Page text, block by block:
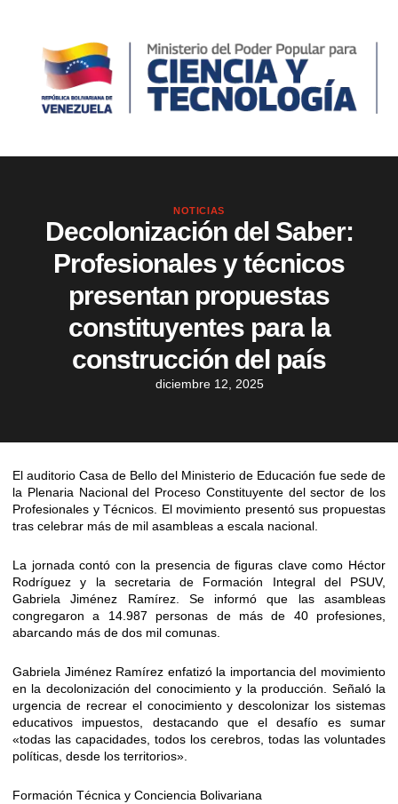
NOTICIAS
Decolonización del Saber:
Profesionales y técnicos
presentan propuestas
constituyentes para la
construcción del país
diciembre 12, 2025
El auditorio Casa de Bello del Ministerio de Educación fue sede de
la Plenaria Nacional del Proceso Constituyente del sector de los
Profesionales y Técnicos. El movimiento presentó sus propuestas
tras celebrar más de mil asambleas a escala nacional.
La jornada contó con la presencia de figuras clave como Héctor
Rodríguez y la secretaria de Formación Integral del PSUV,
Gabriela Jiménez Ramírez. Se informó que las asambleas
congregaron a 14.987 personas de más de 40 profesiones,
abarcando más de dos mil comunas.
Gabriela Jiménez Ramírez enfatizó la importancia del movimiento
en la decolonización del conocimiento y la producción. Señaló la
urgencia de recrear el conocimiento y descolonizar los sistemas
educativos impuestos, destacando que el desafío es sumar
«todas las capacidades, todos los cerebros, todas las voluntades
políticas, desde los territorios».
Formación Técnica y Conciencia Bolivariana